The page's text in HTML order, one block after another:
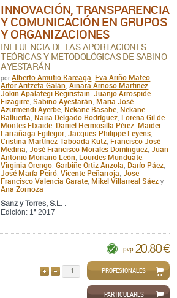
INNOVACIÓN, TRANSPARENCIA
Y COMUNICACIÓN EN GRUPOS
Y ORGANIZACIONES
INFLUENCIA DE LAS APORTACIONES
TEÓRICAS Y METODOLÓGICAS DE SABINO
AYESTARÁN
por Alberto Amutio Kareaga Eva Ariño Mateo
Aitor Aritzeta Galán Ainara Arnoso Martinez
Jokin Apalategi Begiristain Juanjo Arrospide
Eizagirre ,Sabino Ayestarán Maria José
Azurmendi Ayerbe Nekane Basabe Nekane
Balluerta Naira Delgado Rodríguez Lorena Gil de
Montes Etxaide Daniel Hermosilla Pérez Maider
Larrañaga Egilegor Jacques-Philippe Leyens
Cristina Martínez-Taboada Kutz Francisco José
Medina José Francisco Morales Domínguez Juan
Antonio Moriano León Lourdes Munduate
Virginia Orengo ,Garbiñe Ortiz Anzola Darío Páez
José María Peiró ,Vicente Peñarroja Jose
Francisco Valencia Garate Mikel Villarreal Sáez y
Ana Zornoza
Sanz y Torres, S.L. .
Edición: 1ª 2017
pvp. 20,80 €
QUITARPROFESIONALES
PARTICULARES